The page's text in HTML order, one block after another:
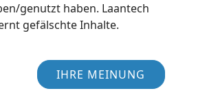
genutzt haben. Laantech
gefälschte Inhalte.
IHRE MEINUNG